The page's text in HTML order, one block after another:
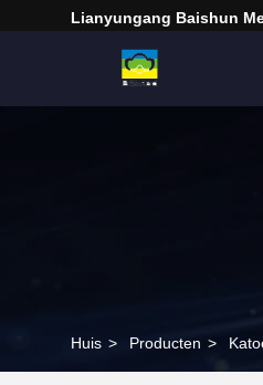
Lianyungang Baishun
Huis > Producten >